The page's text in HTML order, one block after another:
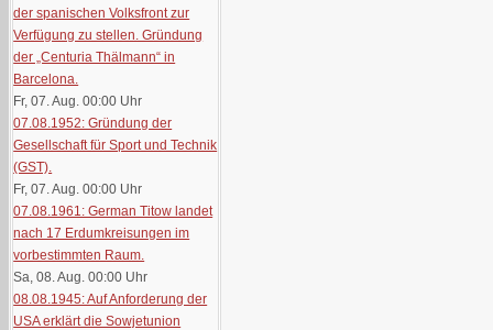
der spanischen Volksfront zur
Verfügung zu stellen. Gründung
der „Centuria Thälmann“ in
Barcelona.
Fr, 07. Aug. 00:00 Uhr
07.08.1952: Gründung der
Gesellschaft für Sport und Technik
(GST).
Fr, 07. Aug. 00:00 Uhr
07.08.1961: German Titow landet
nach 17 Erdumkreisungen im
vorbestimmten Raum.
Sa, 08. Aug. 00:00 Uhr
08.08.1945: Auf Anforderung der
USA erklärt die Sowjetunion